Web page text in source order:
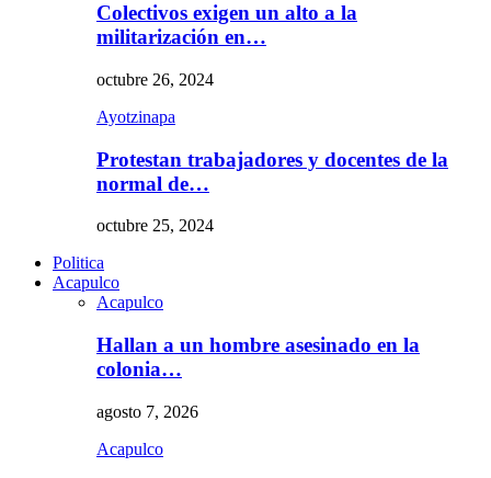
Colectivos exigen un alto a la
militarización en…
octubre 26, 2024
Ayotzinapa
Protestan trabajadores y docentes de la
normal de…
octubre 25, 2024
Politica
Acapulco
Acapulco
Hallan a un hombre asesinado en la
colonia…
agosto 7, 2026
Acapulco